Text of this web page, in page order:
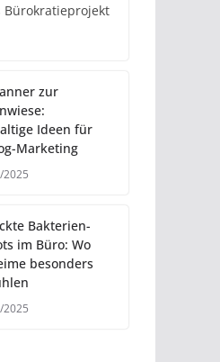
Bürokratieprojekt
zur
Ideen für
Marketing
2025
Bakterien-
im Büro: Wo
besonders